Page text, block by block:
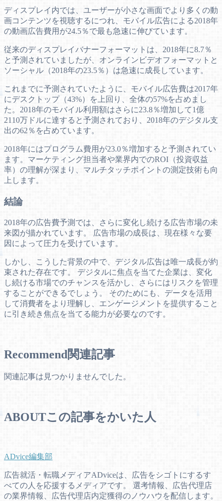
ディスプレイ内では、ユーザーが小さな画面でより多くの動
画コンテンツを視聴するにつれ、モバイル広告による2018年
の動画広告費用が24.5％で最も急速に伸びています。
従来のディスプレイバナーフォーマットは、2018年に8.7％
と予測されていましたが、オンラインビデオフォーマットと
ソーシャル（2018年の23.5％）は急速に成長しています。
これまでに予測されていたように、モバイル広告費は2017年
にデスクトップ（43%）を上回り、全体の57%を占めまし
た。2018年のモバイル利用額はさらに23.8％増加して1億
2110万ドルに達すると予測されており、2018年のデジタル支
出の62％を占めています。
2018年にはプログラム費用が23.0％増加すると予測されてい
ます。マーケティング担当者や業界内でのROI（投資収益
率）の理解が深まり、マルチタッチポイントの測定技術も向
上します。
結論
2018年の広告費予測では、さらに変化し続ける広告市場の未
来図が描かれています。 広告市場の成長は、現在様々な要
因によって圧力を受けています。
しかし、こうした背景の中で、デジタル広告は唯一成長が約
束された存在です。 デジタルに焦点を当てた企業は、変化
し続ける市場でのチャンスを活かし、さらにはリスクを管理
することができるでしょう。 そのためにも、データを活用
して消費者をより理解し、エンゲージメントを提供すること
に引き続き焦点を当てる能力が必要なのです。
Recommend関連記事
関連記事は見つかりませんでした。
ABOUTこの記事をかいた人
ADvice編集部
広告就活・転職メディアADviceは、広告をシゴトにするす
べての人を応援するメディアです。 選考情報、広告代理店
の業界情報、広告代理店内定獲得のノウハウを配信します。